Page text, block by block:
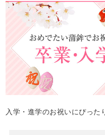
入学・進学のお祝いにぴった